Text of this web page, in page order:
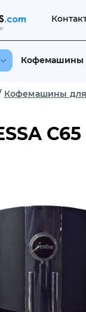
Кофемашины
Кофемашины
С65